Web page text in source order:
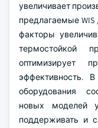
увеличивает
предлагаемые
факторы
термостойкой
оптимизирует
эффективность.
оборудования
новых моделей
поддерживать и